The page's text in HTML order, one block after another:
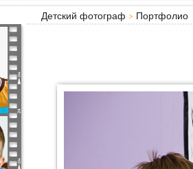
Детский фотограф
Портфолио